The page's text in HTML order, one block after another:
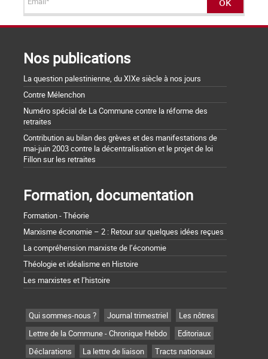
Nos publications
La question palestinienne, du XIXe siècle à nos jours
Contre Mélenchon
Numéro spécial de La Commune contre la réforme des
retraites
Contribution au bilan des grèves et des manifestations de
mai-juin 2003 contre la décentralisation et le projet de loi
Fillon sur les retraites
Formation, documentation
Formation - Théorie
Marxisme économie – 2 : Retour sur quelques idées reçues
La compréhension marxiste de l’économie
Théologie et idéalisme en Histoire
Les marxistes et l’histoire
Qui sommes-nous ? Journal trimestriel
Les nôtres
Lettre de la Commune - Chronique Hebdo
Editoriaux
Déclarations
La lettre de liaison
Tracts nationaux